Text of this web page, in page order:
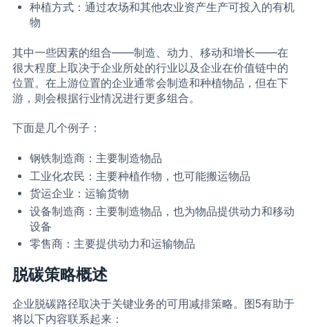
种植方式：通过农场和其他农业资产生产可投入的有机
物
其中一些因素的组合——制造、动力、移动和增长——在
很大程度上取决于企业所处的行业以及企业在价值链中的
位置。在上游位置的企业通常会制造和种植物品，但在下
游，则会根据行业情况进行更多组合。
下面是几个例子：
钢铁制造商：主要制造物品
工业化农民：主要种植作物，也可能搬运物品
货运企业：运输货物
设备制造商：主要制造物品，也为物品提供动力和移动
设备
零售商：主要提供动力和运输物品
脱碳策略概述
企业脱碳路径取决于关键业务的可用减排策略。图5有助于
将以下内容联系起来：